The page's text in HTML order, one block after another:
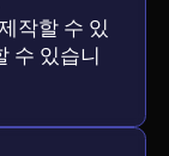
작할 수 있
수 있습니